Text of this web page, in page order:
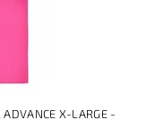
ADVANCE X-LARGE -